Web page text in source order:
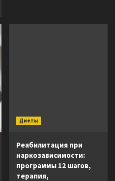
Диеты
Реабилитация при
наркозависимости:
программы 12 шагов,
терапия,